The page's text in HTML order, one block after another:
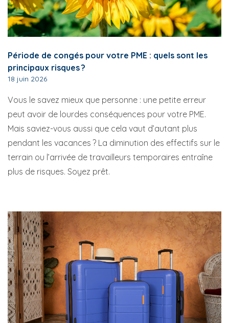
Période de congés pour votre PME : quels sont les
principaux risques ?
18 juin 2026
Vous le savez mieux que personne : une petite erreur
peut avoir de lourdes conséquences pour votre PME.
Mais saviez-vous aussi que cela vaut d’autant plus
pendant les vacances ? La diminution des effectifs sur le
terrain ou l’arrivée de travailleurs temporaires entraîne
plus de risques. Soyez prêt.